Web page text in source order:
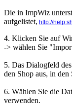
Die in ImpWiz
aufgelistet, http://
4. Klicken Sie auf
-> wählen Sie
5. Das Dialogfeld
den Shop aus, in
6. Wählen Sie die
verwenden.